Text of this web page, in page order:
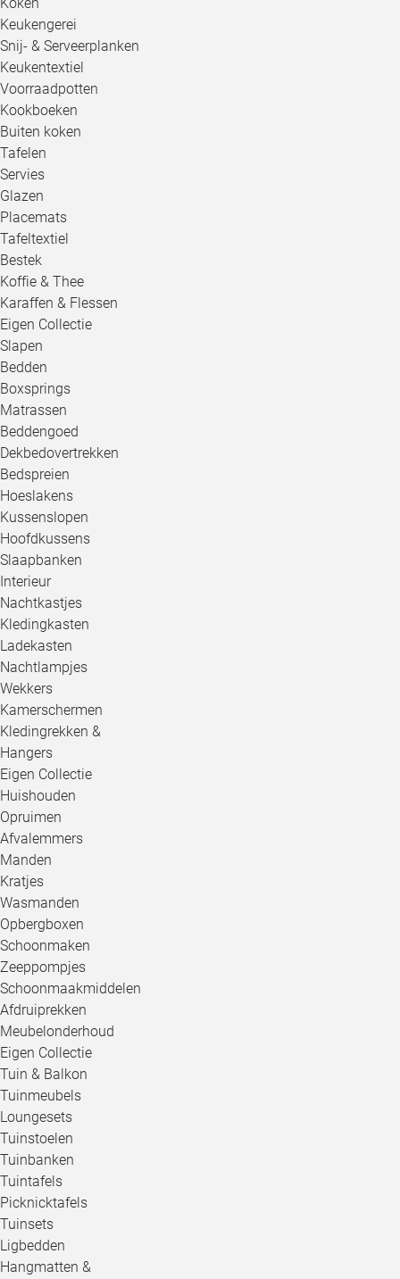
Keukengerei
Snij- & Serveerplanken
Keukentextiel
Voorraadpotten
Kookboeken
Buiten koken
Tafelen
Servies
Glazen
Placemats
Tafeltextiel
Bestek
Koffie & Thee
Karaffen & Flessen
Eigen Collectie
Slapen
Bedden
Boxsprings
Matrassen
Beddengoed
Dekbedovertrekken
Bedspreien
Hoeslakens
Kussenslopen
Hoofdkussens
Slaapbanken
Interieur
Nachtkastjes
Kledingkasten
Ladekasten
Nachtlampjes
Wekkers
Kamerschermen
Kledingrekken &
Hangers
Eigen Collectie
Huishouden
Opruimen
Afvalemmers
Manden
Kratjes
Wasmanden
Opbergboxen
Schoonmaken
Zeeppompjes
Schoonmaakmiddelen
Afdruiprekken
Meubelonderhoud
Eigen Collectie
Tuin & Balkon
Tuinmeubels
Loungesets
Tuinstoelen
Tuinbanken
Tuintafels
Picknicktafels
Tuinsets
Ligbedden
Hangmatten &